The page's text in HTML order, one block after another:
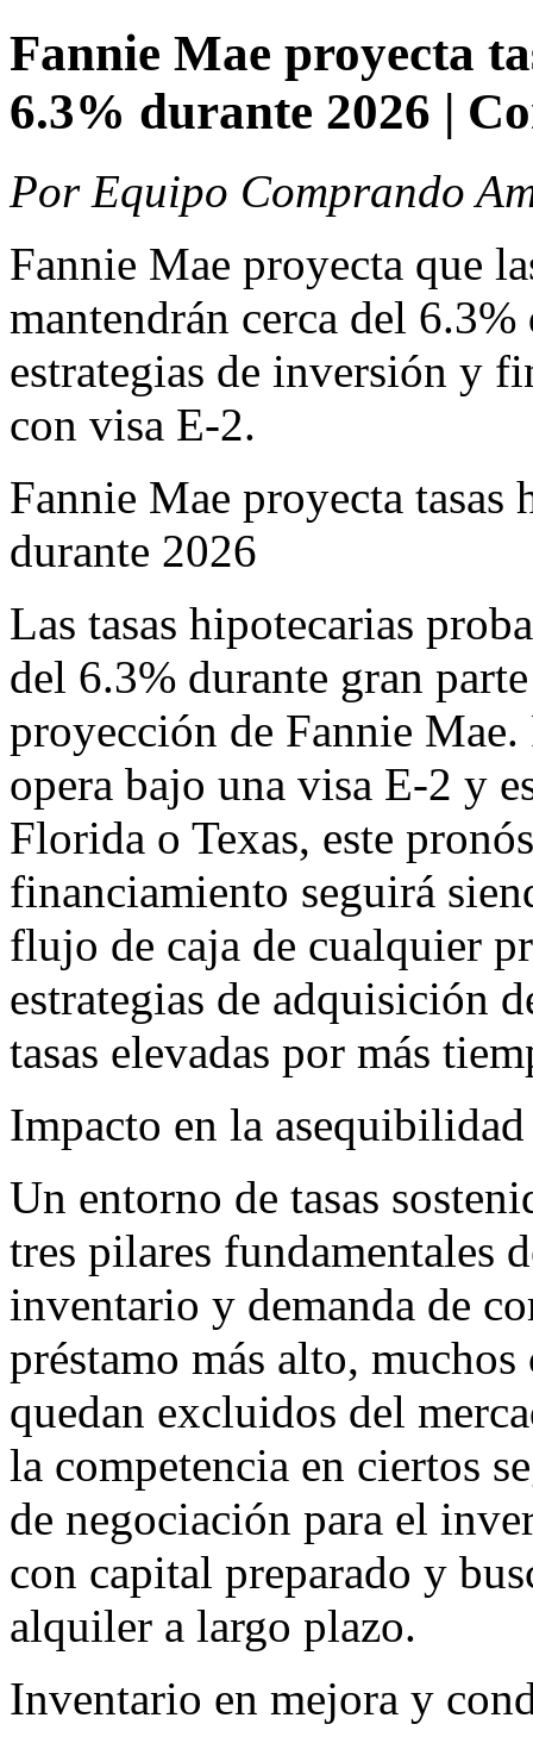
Fannie Mae proyecta
6.3% durante 2026 |
Por Equipo Comprando
Fannie Mae proyecta que
mantendrán cerca del
estrategias de inversión y
con visa E-2.
Fannie Mae proyecta tasas
durante 2026
Las tasas hipotecarias
del 6.3% durante gran
proyección de Fannie
opera bajo una visa E-2 y
Florida o Texas, este
financiamiento seguirá
flujo de caja de cualquier
estrategias de adquisición
tasas elevadas por más
Impacto en la
Un entorno de tasas
tres pilares fundamentales
inventario y demanda de
préstamo más alto,
quedan excluidos del
la competencia en ciertos
de negociación para el
con capital preparado y
alquiler a largo plazo.
Inventario en mejora y